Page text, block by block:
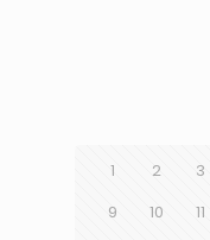
1 2 3
9
10 11